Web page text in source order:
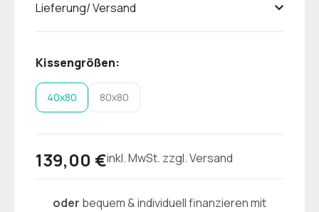
Lieferung/ Versand
Kissengrößen:
40x80 80x80
139,00 €inkl. MwSt. zzgl. Versand
oder bequem & individuell finanzieren mit